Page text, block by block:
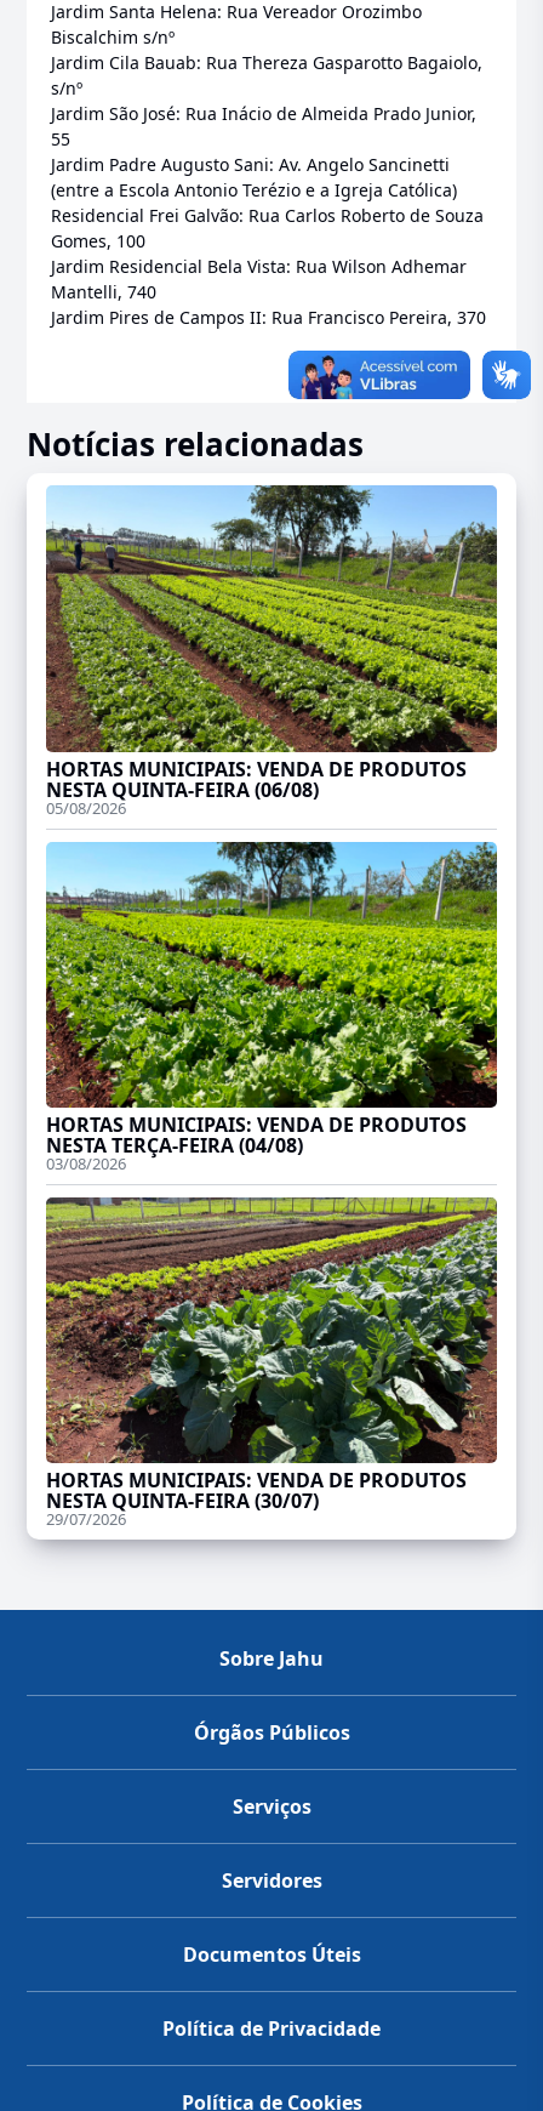
Jardim Santa Helena: Rua Vereador Orozimbo
Biscalchim s/nº
Jardim Cila Bauab: Rua Thereza Gasparotto Bagaiolo,
s/nº
Jardim São José: Rua Inácio de Almeida Prado Junior,
55
Jardim Padre Augusto Sani: Av. Angelo Sancinetti
(entre a Escola Antonio Terézio e a Igreja Católica)
Residencial Frei Galvão: Rua Carlos Roberto de Souza
Gomes, 100
Jardim Residencial Bela Vista: Rua Wilson Adhemar
Mantelli, 740
Jardim Pires de Campos II: Rua Francisco Pereira, 370
Notícias relacionadas
HORTAS MUNICIPAIS: VENDA DE PRODUTOS
NESTA QUINTA-FEIRA (06/08)
05/08/2026
HORTAS MUNICIPAIS: VENDA DE PRODUTOS
NESTA TERÇA-FEIRA (04/08)
03/08/2026
HORTAS MUNICIPAIS: VENDA DE PRODUTOS
NESTA QUINTA-FEIRA (30/07)
29/07/2026
Sobre Jahu
Órgãos Públicos
Serviços
Servidores
Documentos Úteis
Política de Privacidade
Política de Cookies